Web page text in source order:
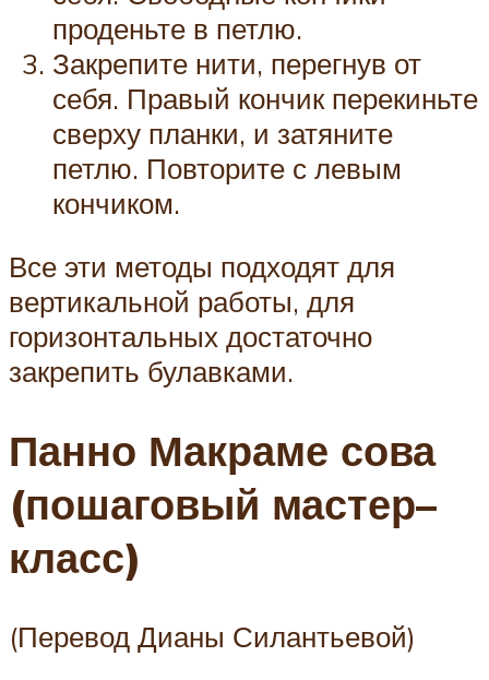
проденьте в петлю.
Закрепите нити, перегнув от
себя. Правый кончик перекиньте
сверху планки, и затяните
петлю. Повторите с левым
кончиком.
Все эти методы подходят для
вертикальной работы, для
горизонтальных достаточно
закрепить булавками.
Панно Макраме сова
(пошаговый мастер–
класс)
(Перевод Дианы Силантьевой)